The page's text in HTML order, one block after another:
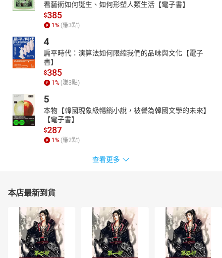
看藝術如何誕生、如何形塑人類生活【電子書】
$385
1 % (賺3點)
4
扁平時代：演算法如何限縮我們的品味與文化【電子
書】
$385
1 % (賺3點)
5
本物【韓國現象級暢銷小說，被譽為韓國文學的未來】
【電子書】
$287
1 % (賺2點)
查看更多
本店最新到貨